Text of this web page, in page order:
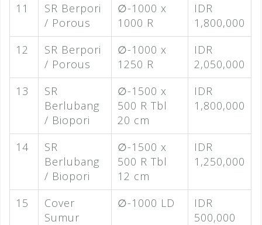
11
SR Berpori
/ Porous
∅-1000 x
1000 R
IDR
1,800,000
12
SR Berpori
/ Porous
∅-1000 x
1250 R
IDR
2,050,000
13
SR
Berlubang
/ Biopori
∅-1500 x
500 R Tbl
20 cm
IDR
1,800,000
14
SR
Berlubang
/ Biopori
∅-1500 x
500 R Tbl
12 cm
IDR
1,250,000
15
Cover
Sumur
∅-1000 LD
IDR
500,000